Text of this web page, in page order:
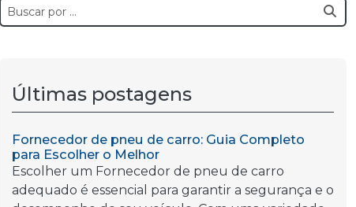
Últimas postagens
Fornecedor de pneu de carro: Guia Completo
para Escolher o Melhor
Escolher um Fornecedor de pneu de carro
adequado é essencial para garantir a segurança e o